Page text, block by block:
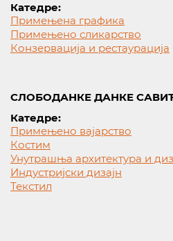
Катедре:
Примењена графика
Примењено сликарство
Конзервација и рестаурација
СЛОБОДАНКЕ ДАНКЕ САВИЋ
Катедре:
Примењено вајарство
Костим
Унутрашња архитектура и
Индустријски дизајн
Текстил